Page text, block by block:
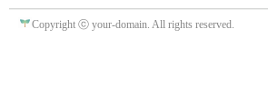
Copyright ⓒ your-domain. All rights reserved.